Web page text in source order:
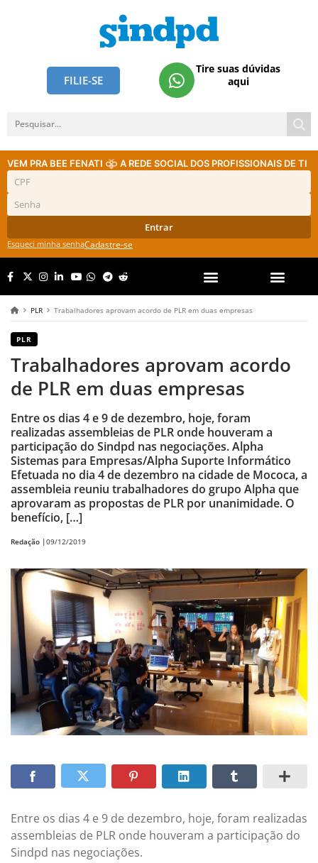
FILIE-SE
Tire suas dúvidas
aqui
VEM PRA BEE FENATI A REDE SOCIAL DOS PROFISSIONAIS DE TI
Entrar
Esqueci minha senhaCadastre-se
PLR Trabalhadores aprovam acordo de PLR em duas empresas
PLR
Trabalhadores aprovam acordo
de PLR em duas empresas
Entre os dias 4 e 9 de dezembro, hoje, foram
realizadas assembleias de PLR onde houveram a
participação do Sindpd nas negociações. Alpha
Sistemas para Empresas/Alpha Suporte Informático
Efetuada no dia 4 de dezembro na cidade de Mococa, a
assembleia reuniu trabalhadores do grupo Alpha que
aprovaram as propostas de PLR por unanimidade. O
benefício, […]
Redação |09/12/2019
Entre os dias 4 e 9 de dezembro, hoje, foram realizadas
assembleias de PLR onde houveram a participação do
Sindpd nas negociações.